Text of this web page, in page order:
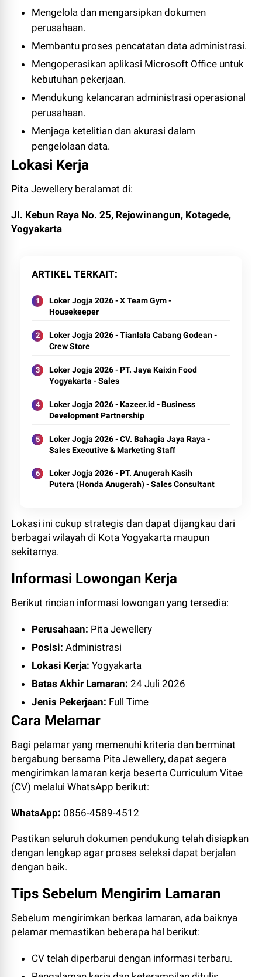
Mengelola dan mengarsipkan dokumen
perusahaan.
Membantu proses pencatatan data administrasi.
Mengoperasikan aplikasi Microsoft Office untuk
kebutuhan pekerjaan.
Mendukung kelancaran administrasi operasional
perusahaan.
Menjaga ketelitian dan akurasi dalam
pengelolaan data.
Lokasi Kerja
Pita Jewellery beralamat di:
Jl. Kebun Raya No. 25, Rejowinangun, Kotagede,
Yogyakarta
ARTIKEL TERKAIT
Loker Jogja 2026 - X Team Gym -
Housekeeper
Loker Jogja 2026 - Tianlala Cabang Godean -
Crew Store
Loker Jogja 2026 - PT. Jaya Kaixin Food
Yogyakarta - Sales
Loker Jogja 2026 - Kazeer.id - Business
Development Partnership
Loker Jogja 2026 - CV. Bahagia Jaya Raya -
Sales Executive & Marketing Staff
Loker Jogja 2026 - PT. Anugerah Kasih
Putera (Honda Anugerah) - Sales Consultant
Lokasi ini cukup strategis dan dapat dijangkau dari
berbagai wilayah di Kota Yogyakarta maupun
sekitarnya.
Informasi Lowongan Kerja
Berikut rincian informasi lowongan yang tersedia:
Perusahaan: Pita Jewellery
Posisi: Administrasi
Lokasi Kerja: Yogyakarta
Batas Akhir Lamaran: 24 Juli 2026
Jenis Pekerjaan: Full Time
Cara Melamar
Bagi pelamar yang memenuhi kriteria dan berminat
bergabung bersama Pita Jewellery, dapat segera
mengirimkan lamaran kerja beserta Curriculum Vitae
(CV) melalui WhatsApp berikut:
WhatsApp: 0856-4589-4512
Pastikan seluruh dokumen pendukung telah disiapkan
dengan lengkap agar proses seleksi dapat berjalan
dengan baik.
Tips Sebelum Mengirim Lamaran
Sebelum mengirimkan berkas lamaran, ada baiknya
pelamar memastikan beberapa hal berikut:
CV telah diperbarui dengan informasi terbaru.